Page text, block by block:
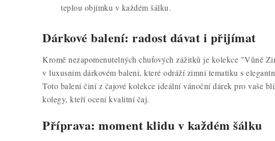
teplou objímku v každém šálku.
Dárkové balení: radost dávat i přijímat
Kromě nezapomenutelných chuťových zážitků je kolekce "Vůně
v luxusním dárkovém balení, které odráží zimní tematiku s
Toto balení činí z čajové kolekce ideální vánoční dárek pro vaše
kolegy, kteří ocení kvalitní čaj.
Příprava: moment klidu v každém šálku